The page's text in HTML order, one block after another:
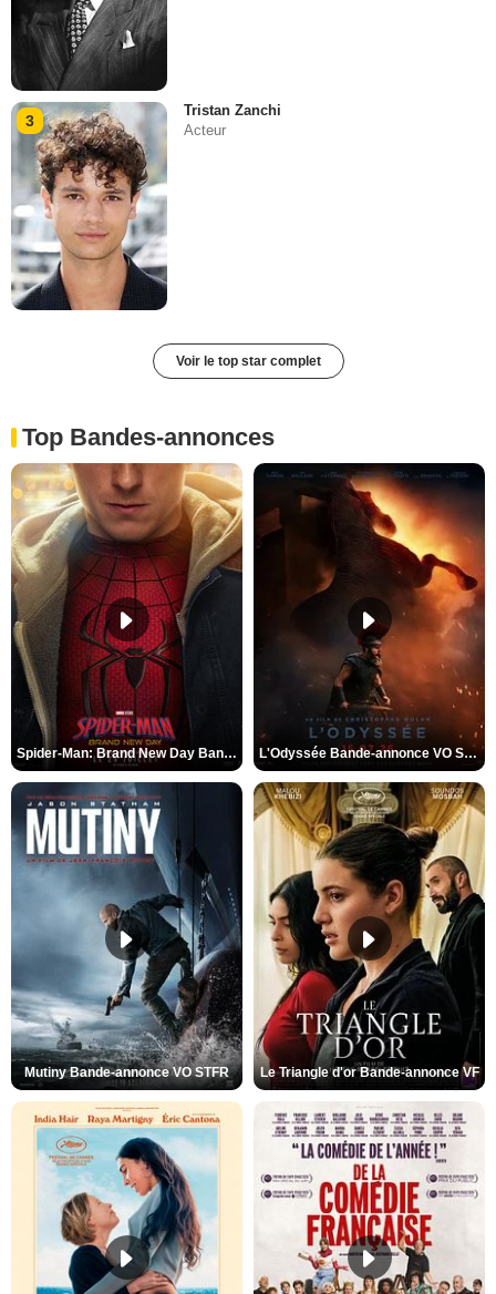
3
Tristan Zanchi
Acteur
Voir le top star complet
Top Bandes-annonces
Spider-Man: Brand New Day Bande-annonce VO STFR L'Odyssée Bande-annonce VO STFR
Mutiny Bande-annonce VO STFR Le Triangle d'or Bande-annonce VF